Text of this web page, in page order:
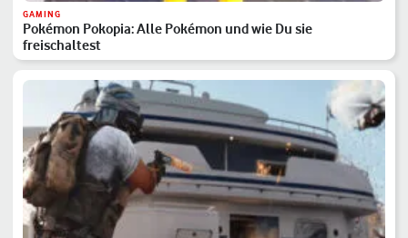
GAMING
Pokémon Pokopia: Alle Pokémon und wie Du sie
freischaltest